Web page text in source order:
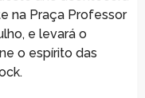
na Praça Professor
e levará o
o espírito das